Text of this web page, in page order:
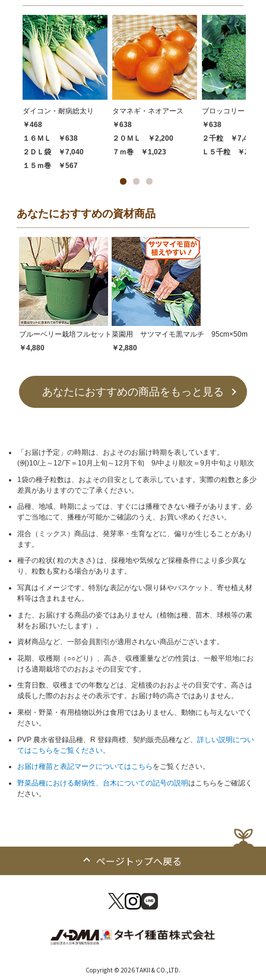
ダイコン・耐病総太り
￥468
１６ＭＬ ￥638
２ＤＬ袋 ￥7,040
１５ｍ巻 ￥567
タマネギ・ネオアース
￥638
２０ＭＬ ￥2,200
７ｍ巻 ￥1,023
ブロッコリー・ハ
￥638
２千粒 ￥7,480
Ｌ５千粒 ￥
あなたにおすすめの資材商品
ブルーベリー栽培フルセット
￥4,880
菜園用 サツマイモ黒マルチ 95cm×50m
￥2,880
あなたにおすすめの商品をもっと見る
「お届け予定」の時期は、およそのお届け時期を表しています。
(例)10/上～12/下＝10月上旬～12月下旬 9/中より順次＝9月中旬より順次
1袋の種子粒数は、およその目安として表示しています。実際の粒数と多少
差異がありますのでご了承ください。
品種、地域、時期によっては、すぐには播種できない種子があります。必
ずご当地にて、播種が可能かご確認のうえ、お買い求めください。
混合（ミックス）商品は、発芽率・生育などに、偏りが生じることがあり
ます。
種子の粒状( 粒の大きさ) は、採種地や気候など採種条件により多少異な
り、粒数も変わる場合があります。
写真はイメージです。特別な表記がない限り鉢やバスケット、寄せ植え材
料等は含まれません。
また、お届けする商品の姿ではありません（植物は種、苗木、球根等の素
材をお届けいたします）。
資材商品など、一部会員割引が適用されない商品がございます。
花期、収穫期（○○どり）、高さ、収穫重量などの性質は、一般平坦地にお
ける適期栽培でのおおよその目安です。
生育日数、収穫までの年数などは、定植後のおおよその目安です。高さは
成長した際のおおよその表示です。お届け時の高さではありません。
果樹・野菜・有用植物以外は食用ではありません、動物にも与えないでく
ださい。
PVP 農水省登録品種、R 登録商標、契約販売品種など、詳しい説明につい
てはこちらをご覧ください。
お届け種苗と表記マークについてはこちら をご覧ください。
野菜品種における耐病性、台木についての記号の説明はこちらをご確認く
ださい。
ページトップへ戻る
Copyright © 2026 TAKII & CO.,LTD.